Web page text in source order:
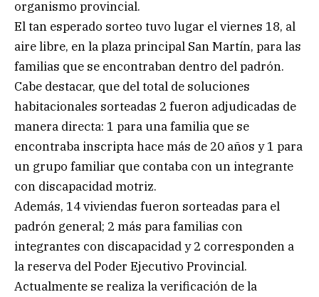
organismo provincial.
El tan esperado sorteo tuvo lugar el viernes 18, al
aire libre, en la plaza principal San Martín, para las
familias que se encontraban dentro del padrón.
Cabe destacar, que del total de soluciones
habitacionales sorteadas 2 fueron adjudicadas de
manera directa: 1 para una familia que se
encontraba inscripta hace más de 20 años y 1 para
un grupo familiar que contaba con un integrante
con discapacidad motriz.
Además, 14 viviendas fueron sorteadas para el
padrón general; 2 más para familias con
integrantes con discapacidad y 2 corresponden a
la reserva del Poder Ejecutivo Provincial.
Actualmente se realiza la verificación de la